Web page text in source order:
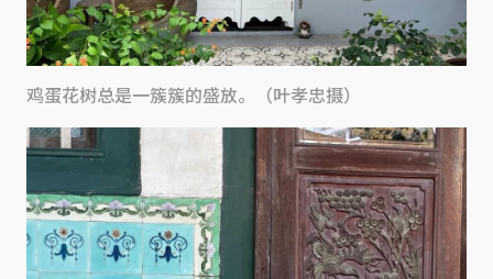
鸡蛋花树总是一簇簇的盛放。（叶孝忠摄）